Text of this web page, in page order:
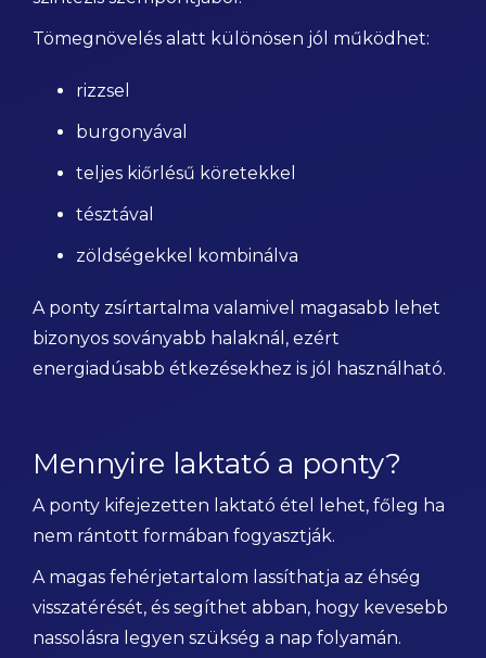
Tömegnövelés alatt különösen jól működhet:
rizzsel
burgonyával
teljes kiőrlésű köretekkel
tésztával
zöldségekkel kombinálva
A ponty zsírtartalma valamivel magasabb lehet
bizonyos soványabb halaknál, ezért
energiadúsabb étkezésekhez is jól használható.
Mennyire laktató a ponty?
A ponty kifejezetten laktató étel lehet, főleg ha
nem rántott formában fogyasztják.
A magas fehérjetartalom lassíthatja az éhség
visszatérését, és segíthet abban, hogy kevesebb
nassolásra legyen szükség a nap folyamán.